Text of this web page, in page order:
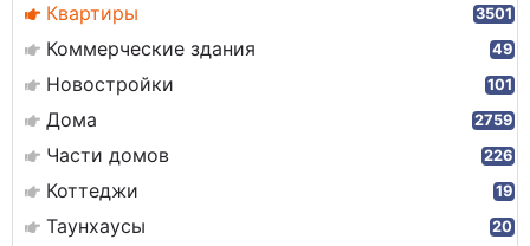
Квартиры 3501
Коммерческие здания 49
Новостройки 101
Дома 2759
Части домов 226
Коттеджи 19
Таунхаусы 20